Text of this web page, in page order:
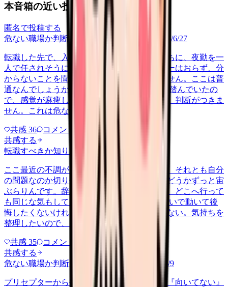
本音箱の近い投稿
匿名で投稿する
危ない職場か判断してほしい career-growth 2026/6/27
転職した先で、入職して二ヶ月も経たないうちに、夜勤を一
人で任されそうになっています。プリセプターはおらず、分
からないことを聞ける相手も日によっていません。ここは普
通なんでしょうか。 前の職場はもっと段階を踏んでいたの
で、感覚が麻痺しているのか自分が甘いのか、判断がつきま
せん。これは危ない環境なのか…
共感 36 コメント
共感する
転職すべきか知りたい
ここ最近の不調が、職場の環境のせいなのか、それとも自分
の問題なのか切り分けられず、転職すべきかどうかずっと宙
ぶらりんです。辞めれば楽になる気もするし、どこへ行って
も同じな気もして、決め手がありません。 勢いで動いて後
悔したくないけれど、このまま留まる根拠もない。気持ちを
整理したいので、判断材料の集…
共感 35 コメント
共感する
危ない職場か判断してほしい harassment 2026/6/9
プリセプターから毎日のように『辞めれば』『向いてない』